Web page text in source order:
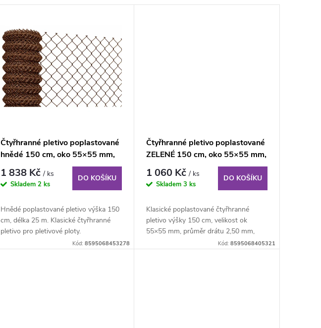
Čtyřhranné pletivo poplastované
hnědé 150 cm, oko 55×55 mm,
role 25 m, bez ND
1 838 Kč/ ks
Skladem 2 ks
DO KOŠÍKU
Hnědé poplastované pletivo výška 150
cm, délka 25 m. Klasické čtyřhranné
pletivo pro pletivové ploty.
Kód: 8595068453278
Čtyřhranné pletivo poplastované
ZELENÉ 150 cm, oko 55×55 mm,
role 15 m, bez ND
1 060 Kč/ ks
Skladem 3 ks
DO KOŠÍKU
Klasické poplastované čtyřhranné
pletivo výšky 150 cm, velikost ok
55×55 mm, průměr drátu 2,50 mm,
Kód: 8595068405321